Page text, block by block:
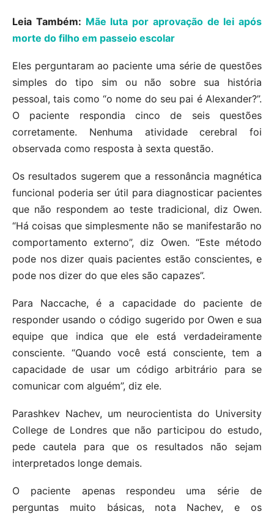
Leia Também: Mãe luta por aprovação de lei após
morte do filho em passeio escolar
Eles perguntaram ao paciente uma série de questões
simples do tipo sim ou não sobre sua história
pessoal, tais como “o nome do seu pai é Alexander?”.
O paciente respondia cinco de seis questões
corretamente. Nenhuma atividade cerebral foi
observada como resposta à sexta questão.
Os resultados sugerem que a ressonância magnética
funcional poderia ser útil para diagnosticar pacientes
que não respondem ao teste tradicional, diz Owen.
“Há coisas que simplesmente não se manifestarão no
comportamento externo”, diz Owen. “Este método
pode nos dizer quais pacientes estão conscientes, e
pode nos dizer do que eles são capazes”.
Para Naccache, é a capacidade do paciente de
responder usando o código sugerido por Owen e sua
equipe que indica que ele está verdadeiramente
consciente. “Quando você está consciente, tem a
capacidade de usar um código arbitrário para se
comunicar com alguém”, diz ele.
Parashkev Nachev, um neurocientista do University
College de Londres que não participou do estudo,
pede cautela para que os resultados não sejam
interpretados longe demais.
O paciente apenas respondeu uma série de
perguntas muito básicas, nota Nachev, e os